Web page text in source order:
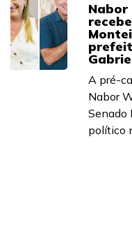
Nabor
A pré-
Nabor
Senado
político